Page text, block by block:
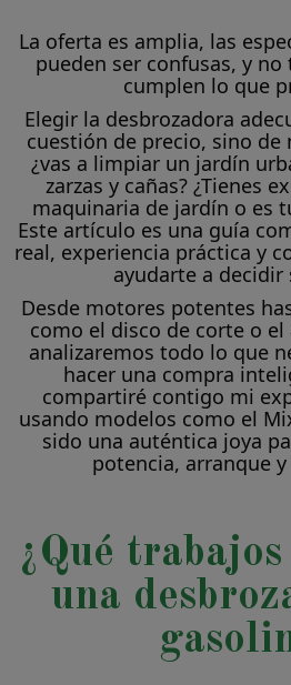
La oferta es amplia, las
pueden ser confusas, y
cumplen lo que
Elegir la desbrozadora
cuestión de precio, sino de
¿vas a limpiar un jardín
zarzas y cañas? ¿Tienes
maquinaria de jardín o es
Este artículo es una guía
real, experiencia práctica y
ayudarte a decidir
Desde motores potentes
como el disco de corte o
analizaremos todo lo que
hacer una compra
compartiré contigo mi
usando modelos como el
sido una auténtica joya
potencia, arranque
¿Qué
una